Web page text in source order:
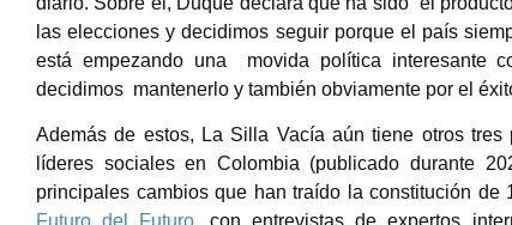
las elecciones y decidimos seguir porque el país
está empezando una movida política interesante
decidimos mantenerlo y también obviamente por el
Además de estos, La Silla Vacía aún tiene otros tres
líderes sociales en Colombia (publicado durante
principales cambios que han traído la constitución de
Futuro del Futuro , con entrevistas de expertos